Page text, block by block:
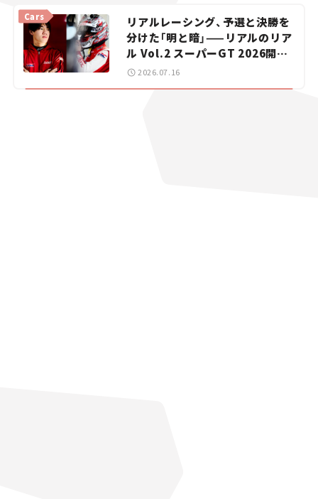
リアルレーシング、予選と決勝を
分けた「明と暗」——リアルのリア
ル Vol.2 スーパーGT 2026開幕
戦 岡山国際サーキット
Cars
2026.07.16